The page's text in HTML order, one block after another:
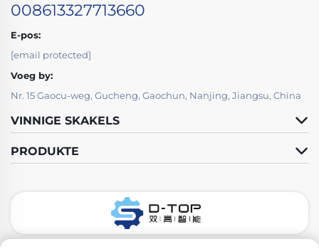
008613327713660
E-pos:
[email protected]
Voeg by:
Nr. 15 Gaocu-weg, Gucheng, Gaochun, Nanjing, Jiangsu, China
VINNIGE SKAKELS
PRODUKTE